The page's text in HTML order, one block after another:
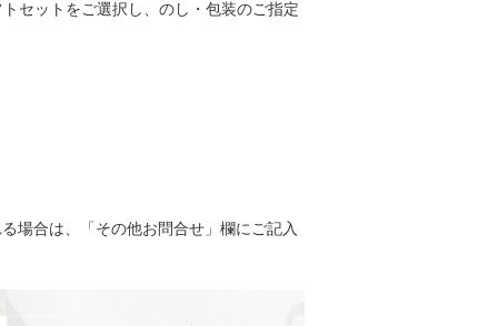
セットをご選択し、のし・包装のご指定
場合は、「その他お問合せ」欄にご記入